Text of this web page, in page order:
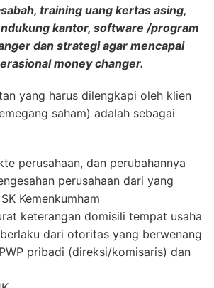
training uang kertas asing,
kantor, software /program
dan strategi agar mencapai
money changer.
yang harus dilengkapi oleh klien
saham) adalah sebagai
perusahaan, dan perubahannya
perusahaan dari yang
Kemenkumham
keterangan domisili tempat usaha
dari otoritas yang berwenang
pribadi (direksi/komisaris) dan